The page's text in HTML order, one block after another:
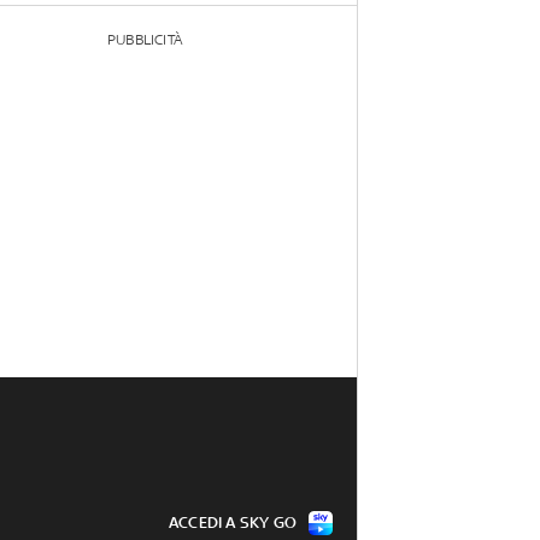
PUBBLICITÀ
ACCEDI A SKY GO